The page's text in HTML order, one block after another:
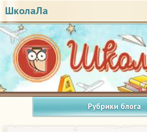
ШколаЛа
Рубрики блога